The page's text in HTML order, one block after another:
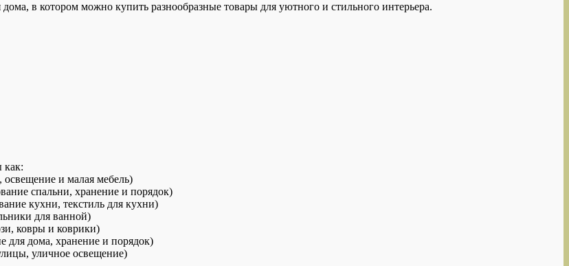
в котором можно купить разнообразные товары для уютного и стильного интерьера.
как:
освещение и малая мебель)
спальни, хранение и порядок)
кухни, текстиль для кухни)
для ванной)
ковры и коврики)
для дома, хранение и порядок)
уличное освещение)